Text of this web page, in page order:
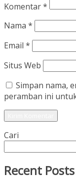
Komentar*
Nama *
Email *
Situs Web
Simpan nama,
peramban ini
Cari
Recent Posts